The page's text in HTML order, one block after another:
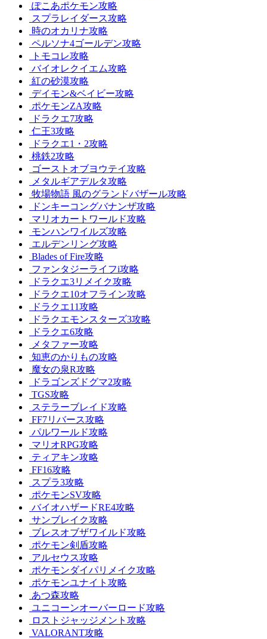
ぽこあポケモン攻略
スプラレイダース攻略
時のオカリナ攻略
ペルソナ4ゴールデン攻略
トモコレ攻略
バイオレクイエム攻略
紅の砂漠攻略
デイモン&ベイビー攻略
ポケモンZA攻略
ドラクエ7攻略
仁王3攻略
ドラクエ1・2攻略
桃鉄2攻略
ゴーストオブヨウテイ攻略
メタルギアデルタ攻略
牧場物語 風のグランドバザール攻略
ドンキーコングバナンザ攻略
マリオカートワールド攻略
モンハンワイルズ攻略
エルデンリング攻略
Blades of Fire攻略
ファンタジーライフi攻略
ドラクエ3リメイク攻略
ドラクエ10オフライン攻略
ドラクエ11攻略
ドラクエモンスターズ3攻略
ドラクエ6攻略
メタファー攻略
知恵のかりもの攻略
魔女の泉R攻略
ドラゴンズドグマ2攻略
TGS攻略
ステラーブレイド攻略
FF7リバース攻略
パルワールド攻略
マリオRPG攻略
ティアキン攻略
FF16攻略
スプラ3攻略
ポケモンSV攻略
バイオハザードRE4攻略
サンブレイク攻略
ブレスオブザワイルド攻略
ポケモン剣盾攻略
アルセウス攻略
ポケモンダイパリメイク攻略
ポケモンユナイト攻略
あつ森攻略
ユニコーンオーバーロード攻略
ロストジャッジメント攻略
VALORANT攻略